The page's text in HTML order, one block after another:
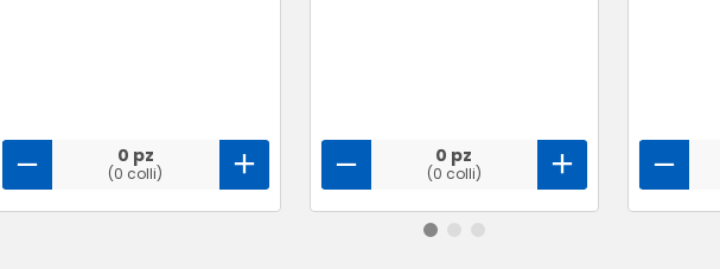
0 pz
(0 colli)
0 pz
(0 colli)